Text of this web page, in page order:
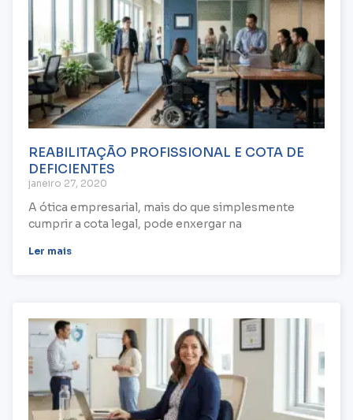
REABILITAÇÃO PROFISSIONAL E COTA DE
DEFICIENTES
janeiro 27, 2020
A ótica empresarial, mais do que simplesmente
cumprir a cota legal, pode enxergar na
Ler mais